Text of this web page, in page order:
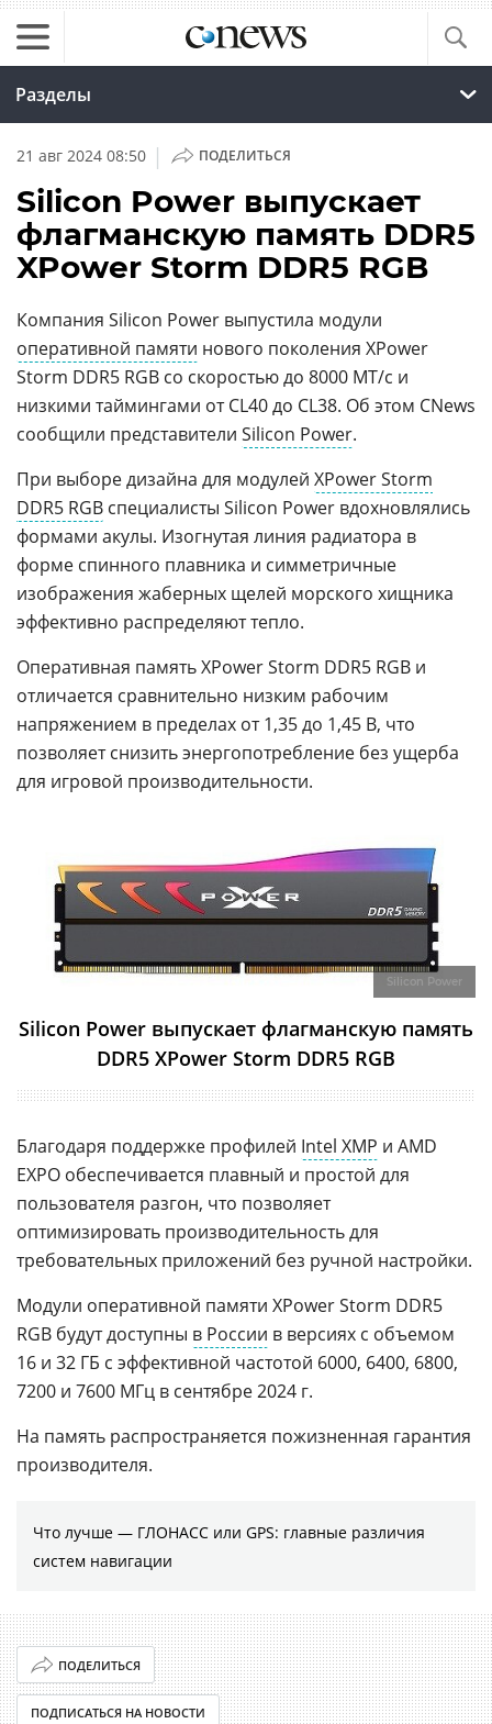
Разделы
21 авг 2024 08:50 | ПОДЕЛИТЬСЯ
Silicon Power выпускает
флагманскую память DDR5
XPower Storm DDR5 RGB
Компания Silicon Power выпустила модули
оперативной памяти нового поколения XPower
Storm DDR5 RGB со скоростью до 8000 МТ/с и
низкими таймингами от CL40 до CL38. Об этом CNews
сообщили представители Silicon Power.
При выборе дизайна для модулей XPower Storm
DDR5 RGB специалисты Silicon Power вдохновлялись
формами акулы. Изогнутая линия радиатора в
форме спинного плавника и симметричные
изображения жаберных щелей морского хищника
эффективно распределяют тепло.
Оперативная память XPower Storm DDR5 RGB и
отличается сравнительно низким рабочим
напряжением в пределах от 1,35 до 1,45 В, что
позволяет снизить энергопотребление без ущерба
для игровой производительности.
Silicon Power
Silicon Power выпускает флагманскую память
DDR5 XPower Storm DDR5 RGB
Благодаря поддержке профилей Intel XMP и AMD
EXPO обеспечивается плавный и простой для
пользователя разгон, что позволяет
оптимизировать производительность для
требовательных приложений без ручной настройки.
Модули оперативной памяти XPower Storm DDR5
RGB будут доступны в России в версиях с объемом
16 и 32 ГБ с эффективной частотой 6000, 6400, 6800,
7200 и 7600 МГц в сентябре 2024 г.
На память распространяется пожизненная гарантия
производителя.
Что лучше — ГЛОНАСС или GPS: главные различия
систем навигации
ПОДЕЛИТЬСЯ
ПОДПИСАТЬСЯ НА НОВОСТИ